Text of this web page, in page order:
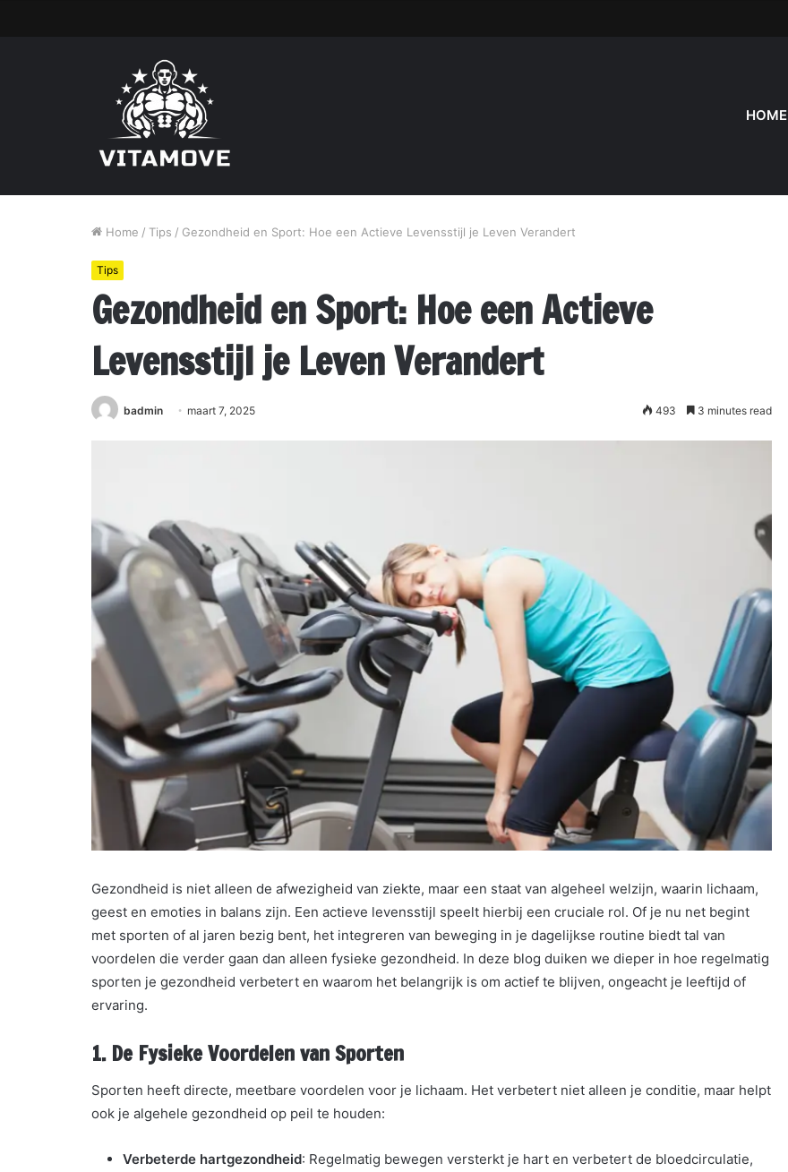
HOME
Home / Tips / Gezondheid en Sport: Hoe een Actieve Levensstijl je Leven Verandert
Tips
Gezondheid en Sport: Hoe een Actieve
Levensstijl je Leven Verandert
badmin maart 7, 2025 493 3 minutes read
Gezondheid is niet alleen de afwezigheid van ziekte, maar een staat van algeheel welzijn, waarin lichaam,
geest en emoties in balans zijn. Een actieve levensstijl speelt hierbij een cruciale rol. Of je nu net begint
met sporten of al jaren bezig bent, het integreren van beweging in je dagelijkse routine biedt tal van
voordelen die verder gaan dan alleen fysieke gezondheid. In deze blog duiken we dieper in hoe regelmatig
sporten je gezondheid verbetert en waarom het belangrijk is om actief te blijven, ongeacht je leeftijd of
ervaring.
1. De Fysieke Voordelen van Sporten
Sporten heeft directe, meetbare voordelen voor je lichaam. Het verbetert niet alleen je conditie, maar helpt
ook je algehele gezondheid op peil te houden:
Verbeterde hartgezondheid: Regelmatig bewegen versterkt je hart en verbetert de bloedcirculatie,